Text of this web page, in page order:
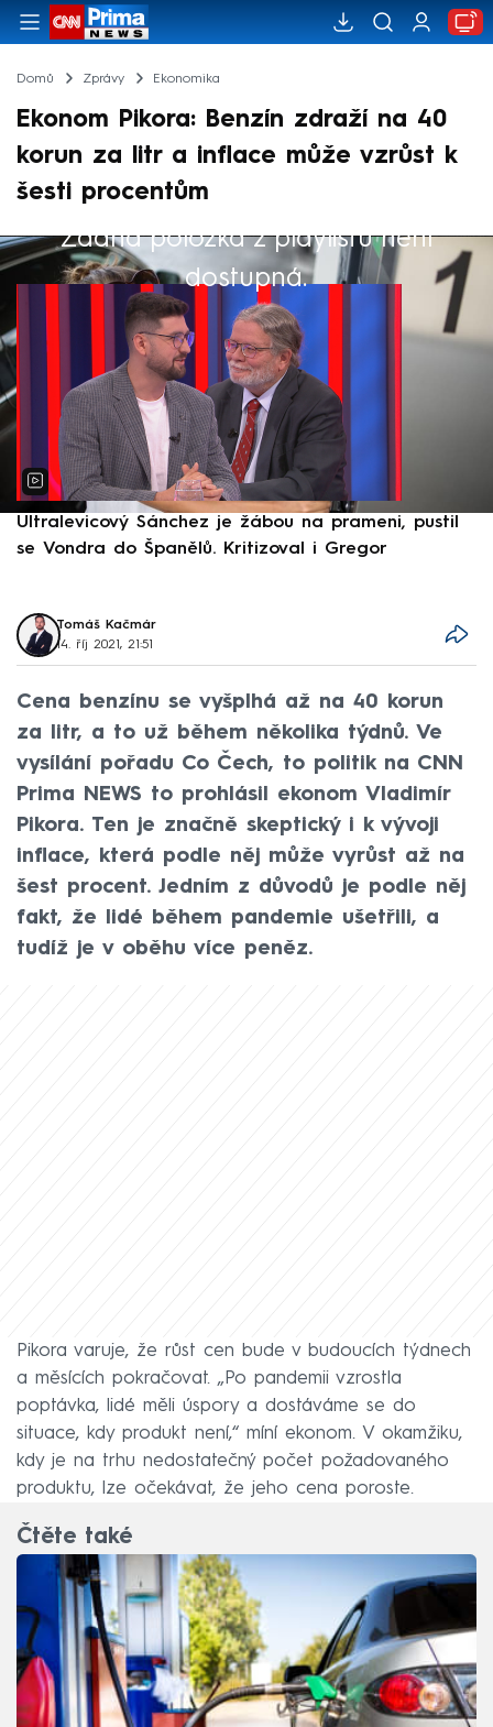
Domů Zprávy Ekonomika
Ekonom Pikora: Benzín zdraží na 40
korun za litr a inflace může vzrůst k
šesti procentům
Žádná položka z playlistu není
dostupná.
Výběr redakce
Ultralevicový Sánchez je žábou na prameni, pustil
se Vondra do Španělů. Kritizoval i Gregor
Tomáš Kačmár
14. říj 2021, 21:51
Cena benzínu se vyšplhá až na 40 korun
za litr, a to už během několika týdnů. Ve
vysílání pořadu Co Čech, to politik na CNN
Prima NEWS to prohlásil ekonom Vladimír
Pikora. Ten je značně skeptický i k vývoji
inflace, která podle něj může vyrůst až na
šest procent. Jedním z důvodů je podle něj
fakt, že lidé během pandemie ušetřili, a
tudíž je v oběhu více peněz.
Pikora varuje, že růst cen bude v budoucích týdnech
a měsících pokračovat. „Po pandemii vzrostla
poptávka, lidé měli úspory a dostáváme se do
situace, kdy produkt není,“ míní ekonom. V okamžiku,
kdy je na trhu nedostatečný počet požadovaného
produktu, lze očekávat, že jeho cena poroste.
Čtěte také